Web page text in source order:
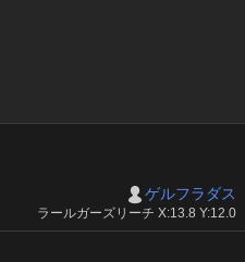
ゲルフラダス
ラールガーズリーチ X:13.8 Y:12.0